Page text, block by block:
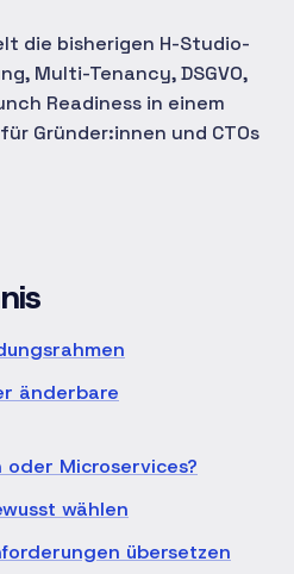
die bisherigen H-Studio-
Multi-Tenancy, DSGVO,
Readiness in einem
Gründer:innen und CTOs
änderbare
Microservices?
wählen
übersetzen